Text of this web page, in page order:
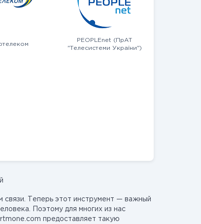
PEOPLEnet (ПрАТ
"Телесистеми України")
связи. Теперь этот инструмент — важный
Поэтому для многих из нас
предоставляет такую